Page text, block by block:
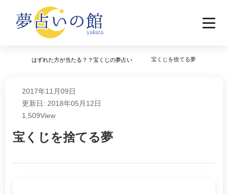
はずれた方が当たる？？宝くじの夢占い 宝くじを捨てる夢
2017年11月09日
更新日: 2018年05月12日
1,509View
宝くじを捨てる夢